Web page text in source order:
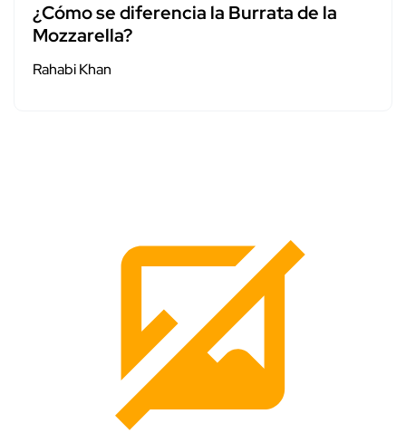
¿Cómo se diferencia la Burrata de la
Mozzarella?
Rahabi Khan